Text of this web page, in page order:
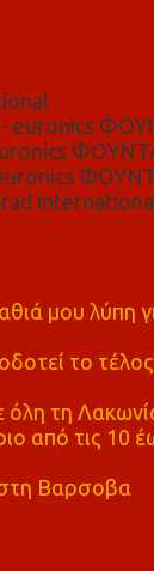
- euronics
μου λύπη
το τέλος
όλη τη
από τις 10
στη Βαρσοβα